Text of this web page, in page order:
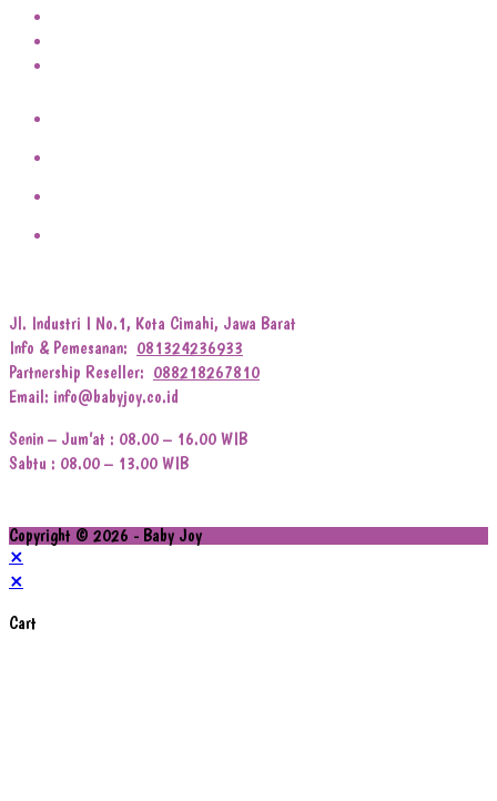
Jl. Industri I No.1, Kota Cimahi, Jawa Barat
Info & Pemesanan: 081324236933
Partnership Reseller: 088218267810
Email: info@babyjoy.co.id
Senin – Jum’at : 08.00 – 16.00 WIB
Sabtu : 08.00 – 13.00 WIB
Copyright © 2026 - Baby Joy
×
×
Cart